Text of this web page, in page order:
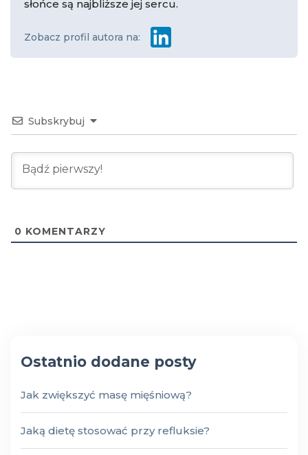
słońce są najbliższe jej sercu.
Zobacz profil autora na:
Subskrybuj
0 KOMENTARZY
Ostatnio dodane posty
Jak zwiększyć masę mięśniową?
Jaką dietę stosować przy refluksie?